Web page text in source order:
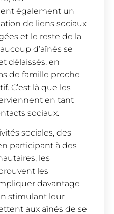
également un
de liens sociaux
et le reste de la
d’aînés se
délaissés, en
de famille proche
C’est là que les
en tant
sociaux.
sociales, des
participant à des
les
les
davantage
stimulant leur
aux aînés de se